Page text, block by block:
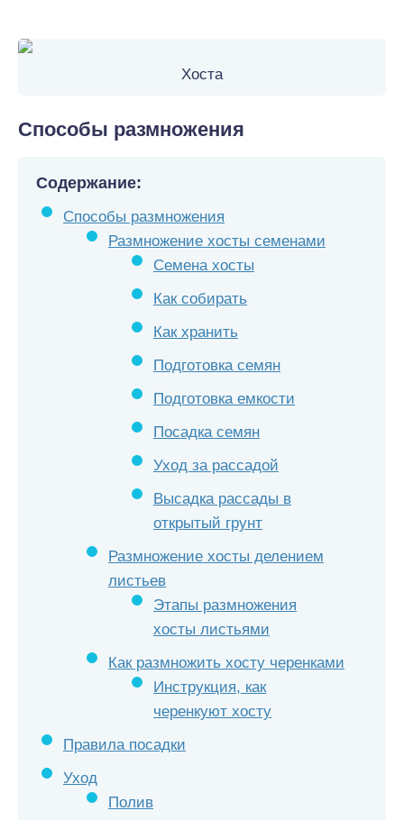
Хоста
Способы размножения
Содержание:
Способы размножения
Размножение хосты семенами
Семена хосты
Как собирать
Как хранить
Подготовка семян
Подготовка емкости
Посадка семян
Уход за рассадой
Высадка рассады в
открытый грунт
Размножение хосты делением
листьев
Этапы размножения
хосты листьями
Как размножить хосту черенками
Инструкция, как
черенкуют хосту
Правила посадки
Уход
Полив